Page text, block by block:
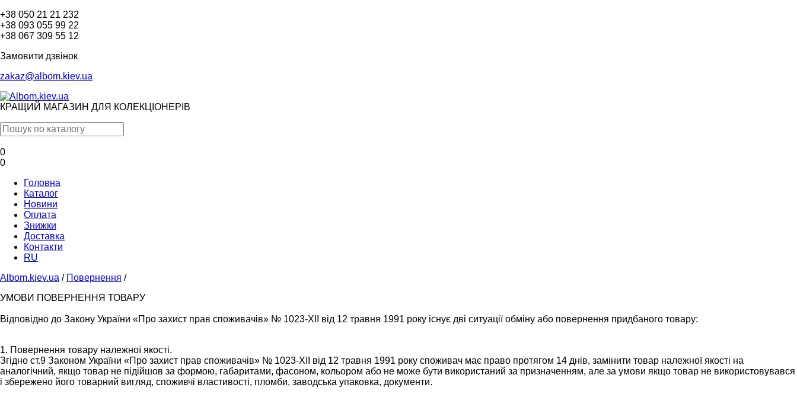
+38 050 21 21 232
+38 093 055 99 22
+38 067 309 55 12
Замовити дзвінок
zakaz@albom.kiev.ua
КРАЩИЙ МАГАЗИН ДЛЯ КОЛЕКЦІОНЕРІВ
0
0
Головна
Каталог
Новини
Оплата
Знижки
Доставка
Контакти
RU
Albom.kiev.ua / Повернення /
УМОВИ ПОВЕРНЕННЯ ТОВАРУ
Відповідно до Закону України «Про захист прав споживачів» № 1023-XII від 12 травня 1991 року існує дві ситуації обміну або повернення придбаного товару:
1. Повернення товару належної якості.
Згідно ст.9 Законом України «Про захист прав споживачів» № 1023-XII від 12 травня 1991 року споживач має право протягом 14 днів, замінити товар належної якості на
аналогічний, якщо товар не підійшов за формою, габаритами, фасоном, кольором або не може бути використаний за призначенням, але за умови якщо товар не використовувався
і збережено його товарний вигляд, споживчі властивості, пломби, заводська упаковка, документи.